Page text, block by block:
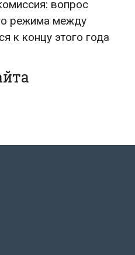
вопрос
режима между
к концу этого года